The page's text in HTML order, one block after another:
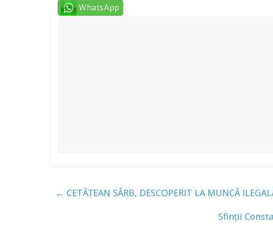
WhatsApp
← CETĂȚEAN SÂRB, DESCOPERIT LA MUNCĂ
Sfinții